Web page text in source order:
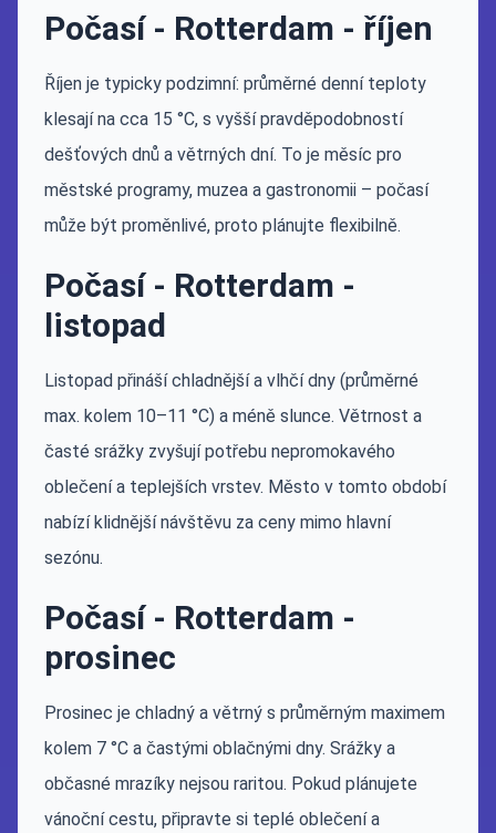
Počasí - Rotterdam - říjen
Říjen je typicky podzimní: průměrné denní teploty
klesají na cca 15 °C, s vyšší pravděpodobností
dešťových dnů a větrných dní. To je měsíc pro
městské programy, muzea a gastronomii – počasí
může být proměnlivé, proto plánujte flexibilně.
Počasí - Rotterdam -
listopad
Listopad přináší chladnější a vlhčí dny (průměrné
max. kolem 10–11 °C) a méně slunce. Větrnost a
časté srážky zvyšují potřebu nepromokavého
oblečení a teplejších vrstev. Město v tomto období
nabízí klidnější návštěvu za ceny mimo hlavní
sezónu.
Počasí - Rotterdam -
prosinec
Prosinec je chladný a větrný s průměrným maximem
kolem 7 °C a častými oblačnými dny. Srážky a
občasné mrazíky nejsou raritou. Pokud plánujete
vánoční cestu, připravte si teplé oblečení a